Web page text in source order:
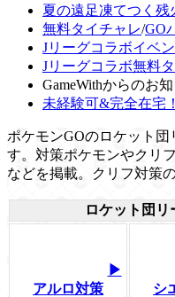
夏の遠足凍てつく残
無料タイチャレ/GO
Jリーグコラボイベ
Jリーグコラボ無料
GameWithからのお
未経験可&完全在宅
ポケモンGOのロケット
す。対策ポケモンやクリ
などを掲載。クリフ対策
ロケット団
▶
アルロ対策
シ